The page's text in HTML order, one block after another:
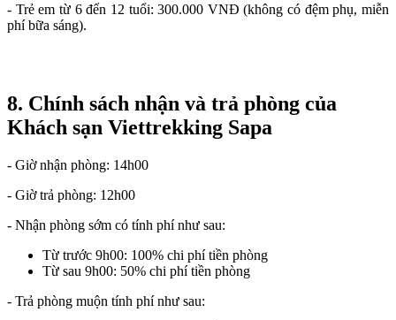
- Trẻ em từ 6 đến 12 tuổi: 300.000 VNĐ (không có đệm phụ, miễn
phí bữa sáng).
8. Chính sách nhận và trả phòng của
Khách sạn Viettrekking Sapa
- Giờ nhận phòng: 14h00
- Giờ trả phòng: 12h00
- Nhận phòng sớm có tính phí như sau:
Từ trước 9h00: 100% chi phí tiền phòng
Từ sau 9h00: 50% chi phí tiền phòng
- Trả phòng muộn tính phí như sau: